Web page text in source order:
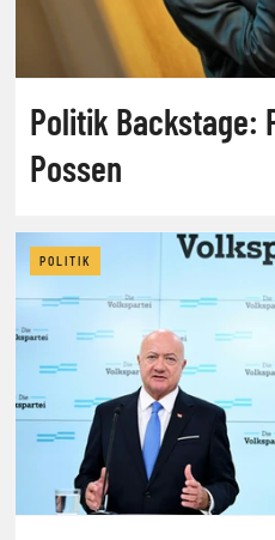
Politik Backstage:
Possen
POLITIK